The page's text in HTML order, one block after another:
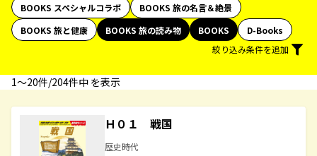
BOOKS スペシャルコラボ
BOOKS 旅の名言＆絶景
BOOKS 旅と健康
BOOKS 旅の読み物 BOOKS
D-Books
絞り込み条件を追加
1〜20件/204件中 を表示
Ｈ０１ 戦国
歴史時代